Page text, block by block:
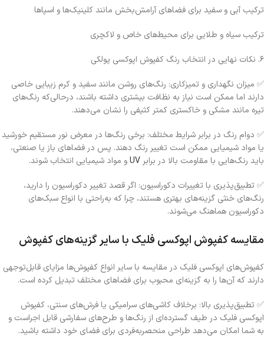
ترکیب آبی و سفید برای فضاهای آرامش‌بخش مانند کلینیک‌ها و اسپاها
ترکیب سیاه و طلایی برای محیط‌های خاص و لاکچری
۶. نکات نهایی در انتخاب رنگ کفپوش اپوکسی پولکی
✅ میزان نگهداری و تمیزکاری: رنگ‌های روشن مانند سفید و کرم زیبایی خاصی
دارند اما ممکن است نیاز به نظافت بیشتری داشته باشند، درحالی‌که رنگ‌های
تیره مانند مشکی و خاکستری کمتر کثیفی را نشان می‌دهند.
✅ دوام رنگ در برابر شرایط مختلف: برخی رنگ‌ها در معرض نور مستقیم خورشید
یا مواد شیمیایی ممکن است تغییر رنگ دهند. پس در فضاهای باز یا صنعتی،
باید رنگ‌هایی با مقاومت بالا در برابر
و مواد شیمیایی انتخاب شوند.
✅ تطبیق‌پذیری با تغییرات دکوراسیون: اگر قصد تغییر دکوراسیون را دارید،
رنگ‌های خنثی گزینه‌های بهتری هستند، چرا که به‌راحتی با انواع سبک‌های
دکوراسیون هماهنگ می‌شوند.
مقایسه کفپوش اپوکسی فلیک با سایر گزینه‌های کفپوش
کفپوش‌های اپوکسی فلیک در مقایسه با سایر انواع کفپوش‌ها مزایای قابل‌توجهی
دارند که آن‌ها را به گزینه‌ای محبوب برای فضاهای مختلف تبدیل کرده است.
✅ تطبیق‌پذیری بالا: برخلاف کاشی‌های سرامیکی یا فرش‌های سنتی، کفپوش
اپوکسی فلیک در طیف گسترده‌ای از رنگ‌ها و طرح‌های سفارشی قابل اجراست و
به شما امکان می‌دهد طراحی منحصربه‌فردی برای فضای خود داشته باشید.